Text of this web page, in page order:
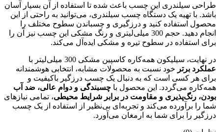
طراحی سیلندری این چسب باعث شده تا استفاده از آن بسیار آسان
باشد. با تهیه یک دستگاه چسب سیلندری، می‌توانید به راحتی از این
محصول استفاده کنید و درزگیری و چسباندن سطوح مختلف را
انجام دهید. حجم 300 میلی‌لیتری و رنگ مشکی این چسب نیز آن را
برای استفاده در سطوح تیره و مشکی ایده‌آل می‌کند.
در نهایت، سیلیکون همه‌کاره کاسپین مشکی 300 میلی‌لیتر با
عملکرد برتر خود نسبت به محصولات مشابه، انتخابی هوشمندانه
برای هر کسی است که به دنبال یک چسب درزگیر باکیفیت و
همه‌کاره می‌گردد. این محصول با چسبندگی و دوام عالی، ضد آب
بودن، رنگ‌پذیری و مقاومت در برابر شرایط محیطی، تمامی نیازهای
شما را برآورده می‌کند و تجربه‌ای بی‌نظیر از استفاده از یک چسب
درزگیر را برای شما به ارمغان می‌آورد.